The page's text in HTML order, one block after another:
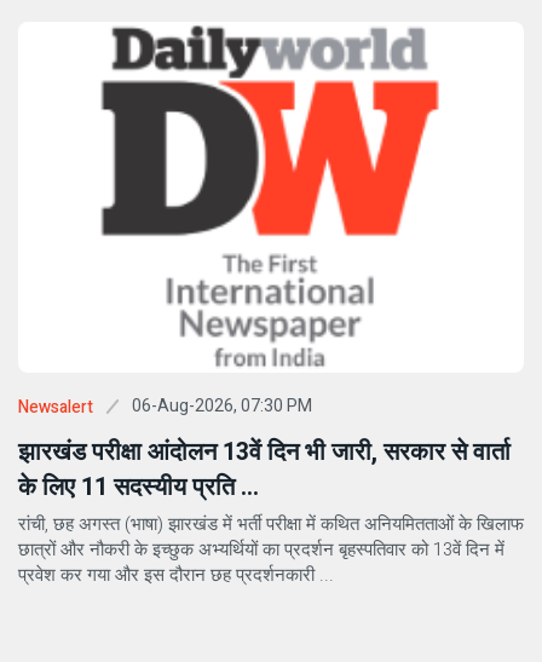
Newsalert 06-Aug-2026, 07:30 PM
झारखंड परीक्षा आंदोलन 13वें दिन भी जारी, सरकार से वार्ता
के लिए 11 सदस्यीय प्रति ...
रांची, छह अगस्त (भाषा) झारखंड में भर्ती परीक्षा में कथित अनियमितताओं के खिलाफ
छात्रों और नौकरी के इच्छुक अभ्यर्थियों का प्रदर्शन बृहस्पतिवार को 13वें दिन में
प्रवेश कर गया और इस दौरान छह प्रदर्शनकारी ...